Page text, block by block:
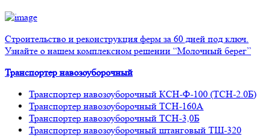
Строительство и реконструкция ферм за 60 дней под ключ.
Узнайте о нашем комплексном решении “Молочный берег”
Транспортер навозоуборочный
Транспортер навозоуборочный КСН-Ф-100 (ТСН-2.0Б)
Транспортер навозоуборочный ТСН-160А
Транспортер навозоуборочный ТСН-3,0Б
Транспортер навозоуборочный штанговый ТШ-320